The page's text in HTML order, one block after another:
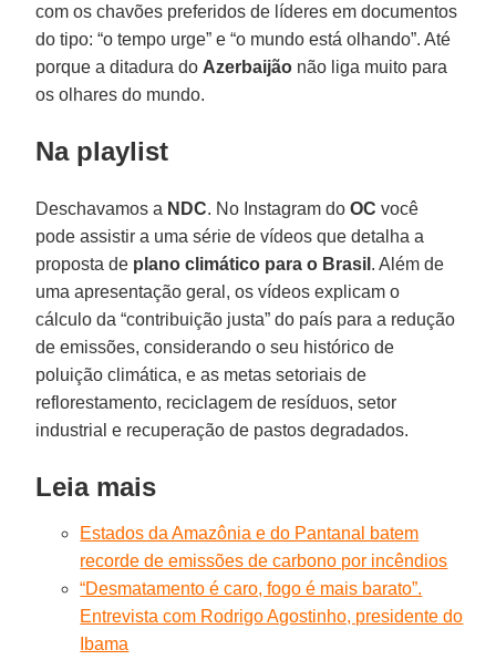
com os chavões preferidos de líderes em documentos
do tipo: “o tempo urge” e “o mundo está olhando”. Até
porque a ditadura do Azerbaijão não liga muito para
os olhares do mundo.
Na playlist
Deschavamos a NDC. No Instagram doOC você
pode assistir a uma série de vídeos que detalha a
proposta de plano climático para o Brasil . Além de
uma apresentação geral, os vídeos explicam o
cálculo da “contribuição justa” do país para a redução
de emissões, considerando o seu histórico de
poluição climática, e as metas setoriais de
reflorestamento, reciclagem de resíduos, setor
industrial e recuperação de pastos degradados.
Leia mais
Estados da Amazônia e do Pantanal batem
recorde de emissões de carbono por incêndios
“Desmatamento é caro, fogo é mais barato”.
Entrevista com Rodrigo Agostinho, presidente do
Ibama